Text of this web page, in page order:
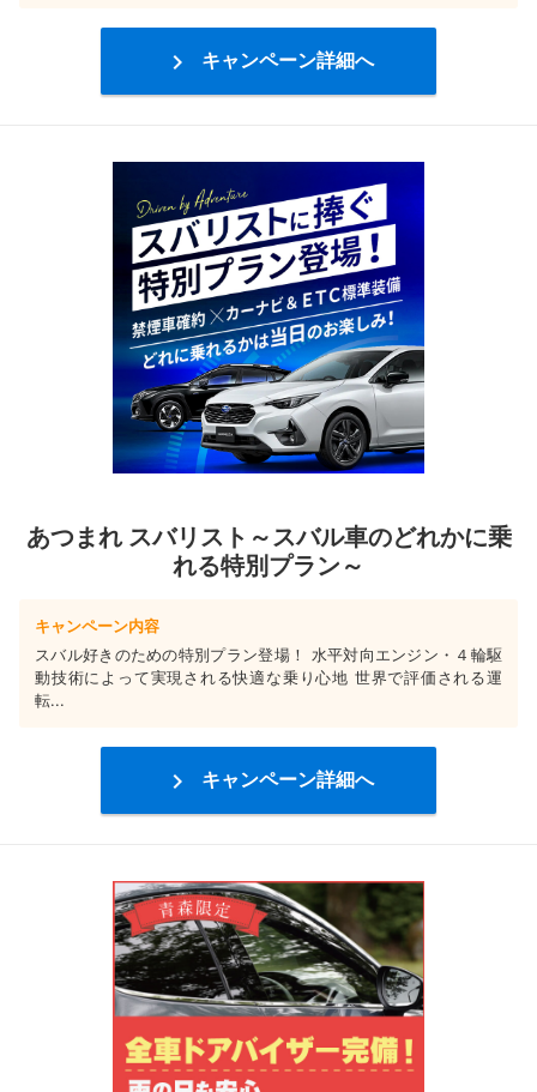
 キャンペーン詳細へ
あつまれ スバリスト～スバル車のどれかに乗
れる特別プラン～
キャンペーン内容
スバル好きのための特別プラン登場！ 水平対向エンジン・４輪駆
動技術によって実現される快適な乗り心地 世界で評価される運
転...
 キャンペーン詳細へ